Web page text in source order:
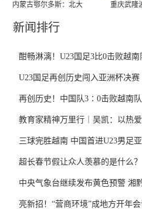
内蒙古鄂尔多斯：北大 重庆武隆
新闻排行
酣畅淋漓！U23国足3比0击败越
U23国足再创历史闯入亚洲杯决赛
再创历史！中国队3∶0击败越南
教育家精神万里行｜吴凯：以热
守...
三球完胜越南 中国首进U23男足
超长春节假让众人羡慕的是什么？
中央气象台继续发布黄色预警 湘
雪...
亮新招！“营商环境”成地方开年会